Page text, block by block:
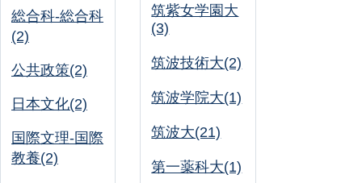
総合科-総合科
(2)
公共政策(2)
日本文化(2)
国際文理-国際
教養(2)
筑紫女学園大
(3)
筑波技術大(2)
筑波学院大(1)
筑波大(21)
第一薬科大(1)